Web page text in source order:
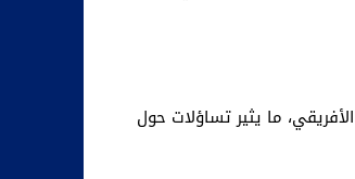
ما يثير تساؤلات حول